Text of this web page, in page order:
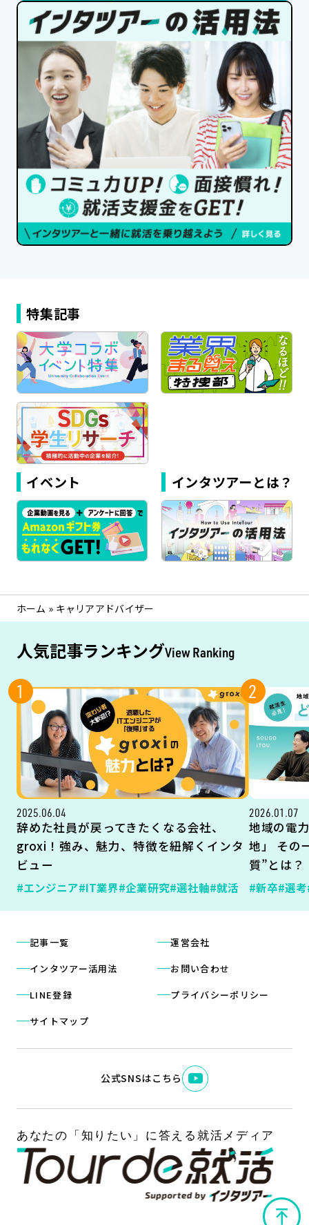
特集記事
イベント インタツアーとは？
ホーム » キャリアアドバイザー
人気記事ランキングView Ranking
1
2025.06.04
辞めた社員が戻ってきたくなる会社、
groxi！強み、魅力、特徴を紐解くインタ
ビュー
#エンジニア#IT業界#企業研究#選社軸#就活
2
2026.01.07
地域の電
地」 その
質”とは？
#新卒#選考
記事一覧
インタツアー活用法
LINE登録
サイトマップ
運営会社
お問い合わせ
プライバシーポリシー
公式SNSはこちら